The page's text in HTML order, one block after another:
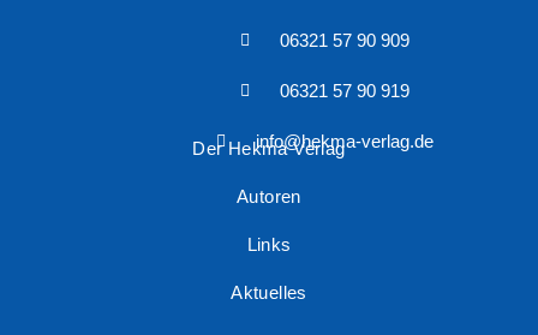
06321 57 90 909
06321 57 90 919
info@hekma-verlag.de
Der Hekma Verlag
Autoren
Links
Aktuelles